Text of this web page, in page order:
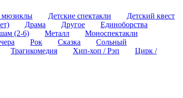
мюзиклы Детские спектакли
Детский квест
Драма Другое
Единоборства
(2-6) Металл
Моноспектакли
Рок Сказка
Сольный
Трагикомедия Хип-хоп / Рэп
Цирк /